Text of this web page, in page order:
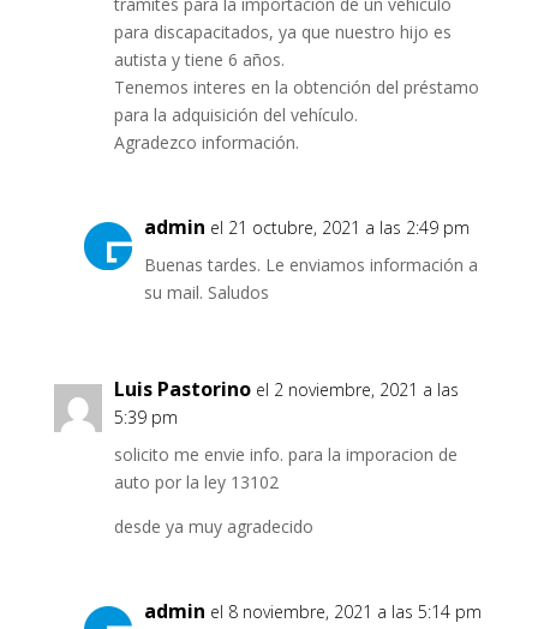
para discapacitados, ya que nuestro hijo es
autista y tiene 6 años.
Tenemos interes en la obtención del préstamo
para la adquisición del vehículo.
Agradezco información.
admin el 21 octubre, 2021 a las 2:49 pm
Buenas tardes. Le enviamos información a
su mail. Saludos
Luis Pastorino el 2 noviembre, 2021 a las
5:39 pm
solicito me envie info. para la imporacion de
auto por la ley 13102
desde ya muy agradecido
admin el 8 noviembre, 2021 a las 5:14 pm